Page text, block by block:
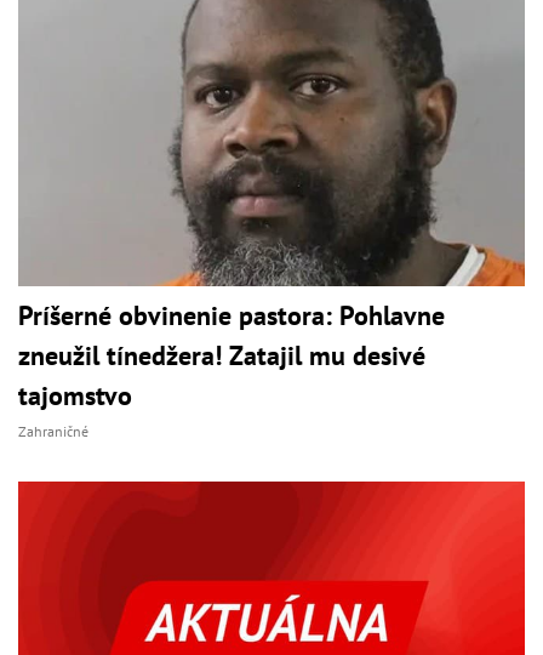
Príšerné obvinenie pastora: Pohlavne
zneužil tínedžera! Zatajil mu desivé
tajomstvo
Zahraničné